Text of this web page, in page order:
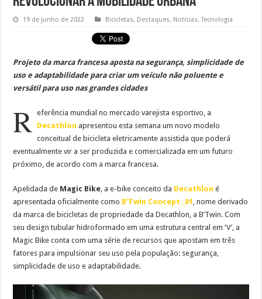
19 de junho de 2022 Bicicletas, Destaques, Notícias,Tecnologia
Projeto da marca francesa aposta na segurança, simplicidade de
uso e adaptabilidade para criar um veículo não poluente e
versátil para uso nas grandes cidades
R eferência mundial no mercado varejista esportivo, a
Decathlon apresentou esta semana um novo modelo
conceitual de bicicleta eletricamente assistida que poderá
eventualmente vir a ser produzida e comercializada em um futuro
próximo, de acordo com a marca francesa.
Apelidada de Magic Bike, a e-bike conceito da Decathlon é
apresentada oficialmente como B’Twin Concept _01 , nome derivado
da marca de bicicletas de propriedade da Decathlon, a B’Twin. Com
seu design tubular hidroformado em uma estrutura central em ‘V’, a
Magic Bike conta com uma série de recursos que apostam em três
fatores para impulsionar seu uso pela população: segurança,
simplicidade de uso e adaptabilidade.